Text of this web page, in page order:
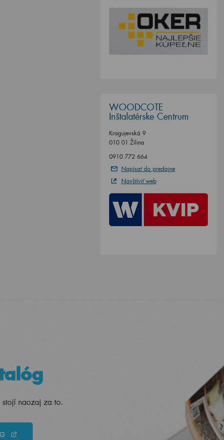
WOODCOTE
Inštalatérske Centrum
Kragujevská 9
010 01 Žilina
0910 772 664
Napísať do predajne
Navštíviť web
naozaj za to.